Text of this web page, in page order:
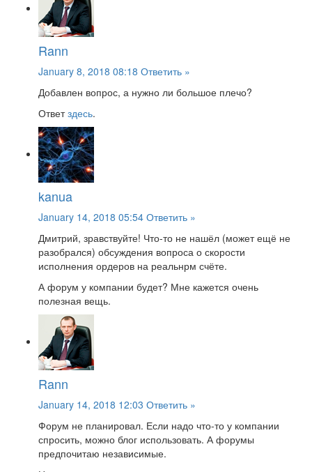
Rann
January 8, 2018 08:18 Ответить »
Добавлен вопрос, а нужно ли большое плечо?
Ответздесь.
kanua
January 14, 2018 05:54 Ответить »
Дмитрий, зравствуйте! Что-то не нашёл (может ещё не
разобрался) обсуждения вопроса о скорости
исполнения ордеров на реальнрм счёте.
А форум у компании будет? Мне кажется очень
полезная вещь.
Rann
January 14, 2018 12:03 Ответить »
Форум не планировал. Если надо что-то у компании
спросить, можно блог использовать. А форумы
предпочитаю независимые.